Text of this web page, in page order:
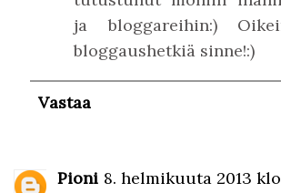
ja bloggareihin:)
bloggaushetkiä sinne!:)
Vastaa
Pioni 8. helmikuuta 2013